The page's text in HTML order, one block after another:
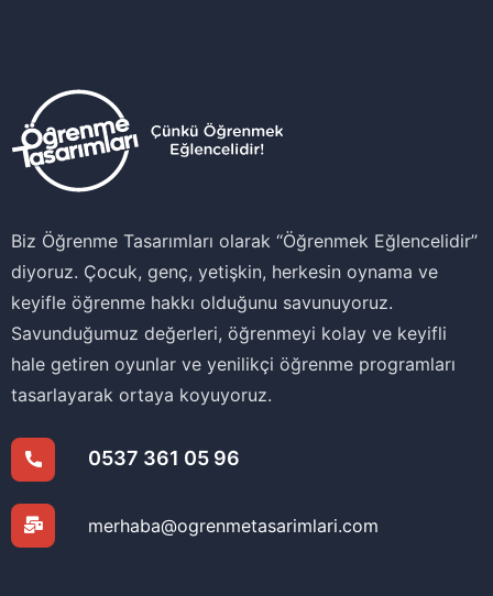
Biz Öğrenme Tasarımları olarak ‘‘Öğrenmek Eğlencelidir’’
diyoruz. Çocuk, genç, yetişkin, herkesin oynama ve
keyifle öğrenme hakkı olduğunu savunuyoruz.
Savunduğumuz değerleri, öğrenmeyi kolay ve keyifli
hale getiren oyunlar ve yenilikçi öğrenme programları
tasarlayarak ortaya koyuyoruz.
0537 361 05 96
merhaba@ogrenmetasarimlari.com